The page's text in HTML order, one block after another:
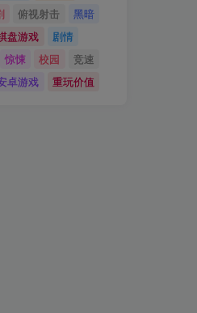
俯视射击
黑暗
盘游戏
剧情
惊悚 校园
竞速
卓游戏 重玩价值